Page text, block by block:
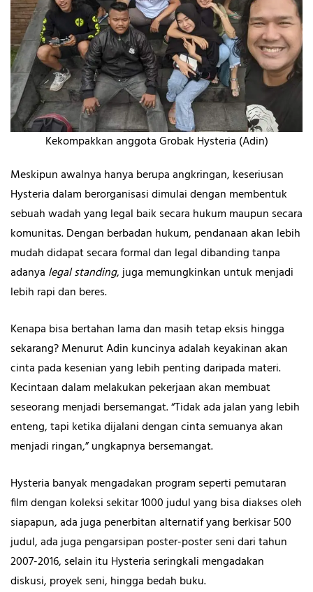
Kekompakkan anggota Grobak Hysteria (Adin)
Meskipun awalnya hanya berupa angkringan, keseriusan
Hysteria dalam berorganisasi dimulai dengan membentuk
sebuah wadah yang legal baik secara hukum maupun secara
komunitas. Dengan berbadan hukum, pendanaan akan lebih
mudah didapat secara formal dan legal dibanding tanpa
adanya legal standing, juga memungkinkan untuk menjadi
lebih rapi dan beres.
Kenapa bisa bertahan lama dan masih tetap eksis hingga
sekarang? Menurut Adin kuncinya adalah keyakinan akan
cinta pada kesenian yang lebih penting daripada materi.
Kecintaan dalam melakukan pekerjaan akan membuat
seseorang menjadi bersemangat. “Tidak ada jalan yang lebih
enteng, tapi ketika dijalani dengan cinta semuanya akan
menjadi ringan,” ungkapnya bersemangat.
Hysteria banyak mengadakan program seperti pemutaran
film dengan koleksi sekitar 1000 judul yang bisa diakses oleh
siapapun, ada juga penerbitan alternatif yang berkisar 500
judul, ada juga pengarsipan poster-poster seni dari tahun
2007-2016, selain itu Hysteria seringkali mengadakan
diskusi, proyek seni, hingga bedah buku.